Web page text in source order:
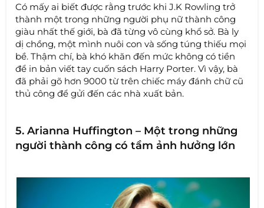
Có mấy ai biết được rằng trước khi J.K Rowling trở
thành một trong những người phụ nữ thành công
giàu nhất thế giới, bà đã từng vô cùng khổ sở. Bà ly
dị chồng, một mình nuôi con và sống túng thiếu mọi
bề. Thậm chí, bà khó khăn đến mức không có tiền
để in bản viết tay cuốn sách Harry Porter. Vì vậy, bà
đã phải gõ hơn 9000 từ trên chiếc máy đánh chữ cũ
thủ công để gửi đến các nhà xuất bản.
5. Arianna Huffington – Một trong những
người thành công có tầm ảnh hưởng lớn